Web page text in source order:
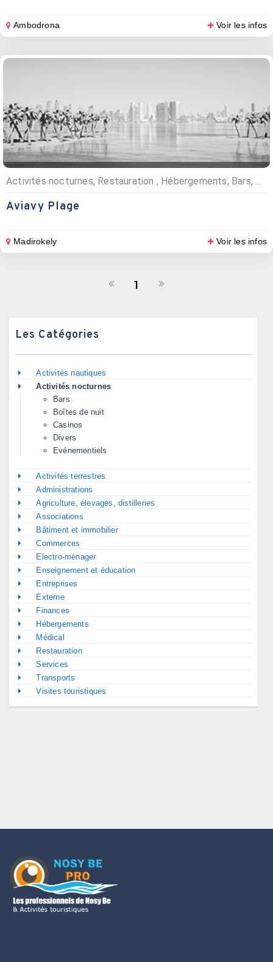
Ambodrona Voir les infos
Activités nocturnes, Restauration , Hébergements, Bars, Evénementiels, Pizzerias, Hôtels
Aviavy Plage
Madirokely Voir les infos
1
Les Catégories
Activités nautiques
Activités nocturnes
Bars
Boîtes de nuit
Casinos
Divers
Evénementiels
Activités terrestres
Administrations
Agriculture, élevages, distilleries
Associations
Bâtiment et immobilier
Commerces
Electro-ménager
Enseignement et éducation
Entreprises
Externe
Finances
Hébergements
Médical
Restauration
Services
Transports
Visites touristiques